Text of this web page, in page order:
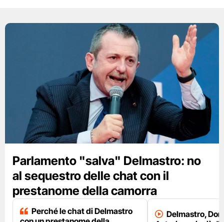
Parlamento "salva" Delmastro: no
al sequestro delle chat con il
prestanome della camorra
Perché le chat di Delmastro
Delmastro,